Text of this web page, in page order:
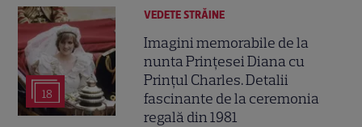
18
VEDETE STRĂINE
Imagini memorabile de la
nunta Prințesei Diana cu
Prințul Charles. Detalii
fascinante de la ceremonia
regală din 1981